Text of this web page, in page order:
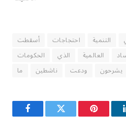
أسقطت احتجاجات التنمية
الحكومات
الذي العالمية
ما
ناشطين ودعت يشرحون
FacebookTwitter Pinterest